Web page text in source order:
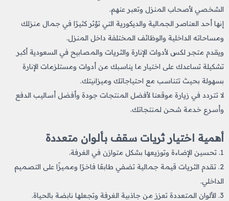
الشخصي لأصحاب المنزل وتعبر عنهم.
إنها أحد العناصر الجمالية والديكورية التي تؤثر كثيرًا في جمال منزلك
ومساحاته الداخلية والوظائف المختلفة داخل المنزل.
ويقدم متجر لكس لأدوات الإنارة والثريات والمصابيح في السعودية أكبر
تشكيلة تساعدك على اختيار ما يناسبك من أدوات ومستلزمات الإنارة
بسهولة بحيث تتناسب مع احتياجاتك وميزانيتك.
لا تتردد في زيارة موقعنا لأفضل المنتجات جودة وأفضل أساليب الدفع
وأسرع خدمة شحن لمنتجاتك.
أهمية اختيار ثريات سقف بألوان متعددة
1. تحسين الإضاءة وتوزيعها بشكل متوازن في الغرفة.
2. تقدم الثريات قيمة جمالية تضفي طابعًا فاخرًا ومميزًا على التصميم
الداخلي.
3. الألوان المتعددة تعزز من جاذبية الغرفة وتجعلها نابضة بالحياة.